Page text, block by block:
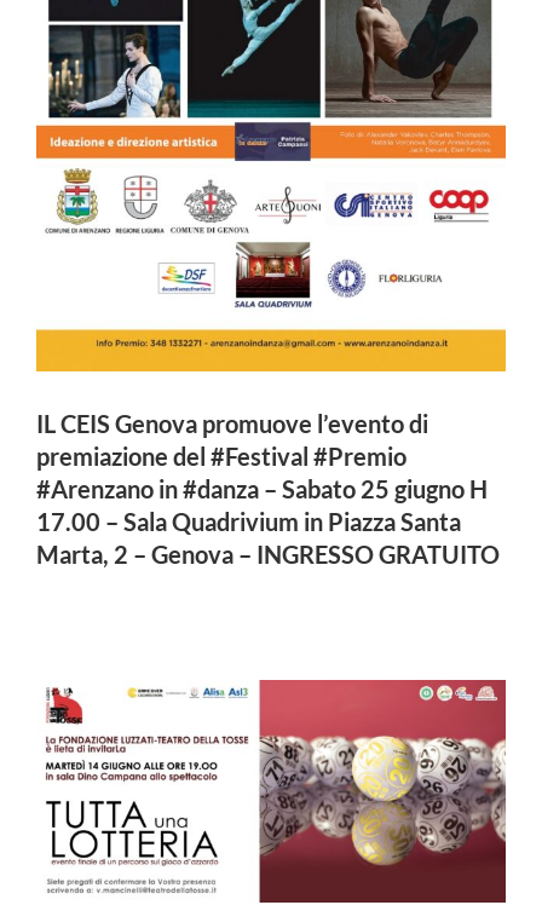
IL CEIS Genova promuove l’evento di
premiazione del #Festival #Premio
#Arenzano in #danza – Sabato 25 giugno H
17.00 – Sala Quadrivium in Piazza Santa
Marta, 2 – Genova – INGRESSO GRATUITO